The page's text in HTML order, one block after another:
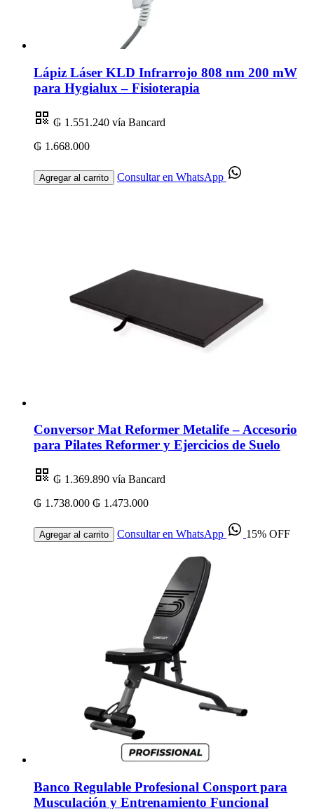
Lápiz Láser KLD Infrarrojo 808 nm 200 mW
para Hygialux – Fisioterapia
₲ 1.551.240 vía Bancard
₲ 1.668.000
Agregar al carrito Consultar en WhatsApp
Conversor Mat Reformer Metalife – Accesorio
para Pilates Reformer y Ejercicios de Suelo
₲ 1.369.890 vía Bancard
₲ 1.738.000 ₲ 1.473.000
Agregar al carrito Consultar en WhatsApp 15% OFF
Banco Regulable Profesional Consport para
Musculación y Entrenamiento Funcional